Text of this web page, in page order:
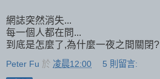
網誌突然消失...
每一個人都在問...
到底是怎麼了,為什麼一夜之間關閉?
Peter Fu 於 凌晨12:00 5 則留言: